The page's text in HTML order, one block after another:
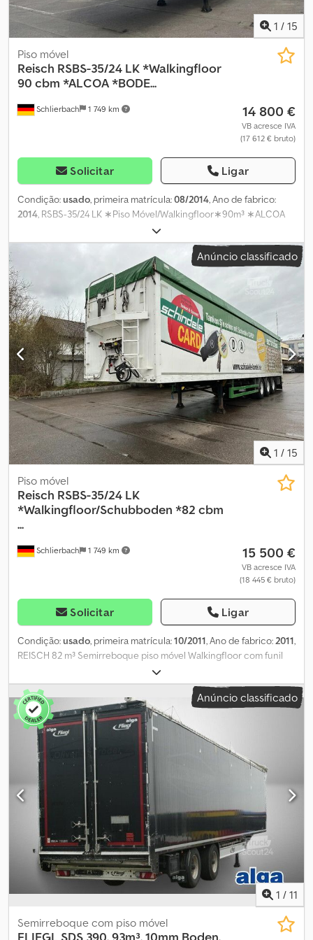
1 / 15
Schlierbach 1 749 km
Piso móvel
Reisch RSBS-35/24 LK *Walkingfloor
90 cbm *ALCOA *BODE...
14 800 €
VB acresce IVA
(17 612 € bruto)
Solicitar Ligar
Condição:usado, primeira matrícula:08/2014, Ano de fabrico:
2014, RSBS-35/24 LK ∗Piso Móvel/Walkingfloor∗90m³ ∗ALCOA
∗PISO TOP! PISO: EM ÓTIMO ESTADO! Carroçaria: Totalmente em
alumínio Chassi: Aço Volume: 90 m³ Portas traseiras tipo portal 3 x
eixos SAF Suspensão pneumática Eixo elevável Sistema de
elevação/descida Travões de disco Plataforma Toldo de enrolar
Parede deslizante em alumínio Tranca hidráulica WABCO -
Smartboard Chjdozb Ix Nspfx Algoa ABS Jantes ALCOA Pneus:
385/65 R 22.5 Profundidade do piso: 17/13 10/10 6/6 mm PBT: 35.000
kg Peso vazio: 8.200 kg Comprimento total: 14.050 mm Dimensões
internas: 13.370 x 2.470 x 2.720 mm (C x L x A) - Semi-reboque
alemão! - 1º proprietário - Inspeção: nova a pedido e mediante
custo adicional! Sujeito a erros e venda prévia!
Anúncio classificado
1 / 15
Schlierbach 1 749 km
Piso móvel
Reisch RSBS-35/24 LK
*Walkingfloor/Schubboden *82 cbm
...
15 500 €
VB acresce IVA
(18 445 € bruto)
Solicitar Ligar
Condição:usado, primeira matrícula:10/2011, Ano de fabrico:2011,
REISCH 82 m³ Semirreboque piso móvel Walkingfloor com funil
para cereais PISO: ESTADO MUITO BOM! Chjdpfx Asyutyrslgoa ●
Estrutura: Alumínio integral ● Chassis: Aço ● Volume: 82 m³ ● 3
eixos BPW ECO Plus ● Suspensão pneumática ● Eixo elevatório ●
Sistema de elevação/abaixamento ● Travões de disco ●
Plataforma de acesso ● Funil e comporta traseira para cereais ●
Lona deslizante ● Parede deslizante em alumínio ● Tranca
hidráulica ● WABCO Smartboard ● ABS ● Jantes ALCOA ● Pneus:
385/65 R 22.5 ● Peso bruto: 35.000 kg ● Tara: 7.700 kg ●
Comprimento total: 14.050 mm ● Medidas internas (incl. funil de
cereais): 12.600 x 2.470 x 2.510 mm - Semirreboque alemão! - 1º
proprietário! - Inspeção TÜV nova! Erros e venda prévia
reservados! = Mais informações = Carga útil: 1 kg Contacte
Joannis Arpantzanis ou Kai Bühler para mais informações.
Anúncio classificado
1 / 11
Semirreboque com piso móvel
FLIEGL SDS 390, 93m³, 10mm Boden,